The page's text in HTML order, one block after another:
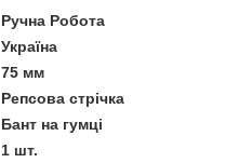
Ручна Робота
Україна
75 мм
Репсова стрічка
Бант на гумці
1 шт.